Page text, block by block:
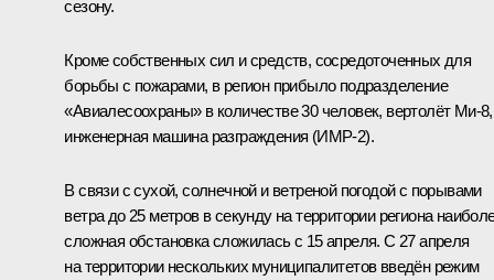
сезону.
Кроме собственных сил и средств, сосредоточенных для
борьбы с пожарами, в регион прибыло подразделение
«Авиалесоохраны» в количестве 30 человек, вертолёт Ми-8,
инженерная машина разграждения (ИМР-2).
В связи с сухой, солнечной и ветреной погодой с порывами
ветра до 25 метров в секунду на территории региона
сложная обстановка сложилась с 15 апреля. С 27 апреля
на территории нескольких муниципалитетов введён режим